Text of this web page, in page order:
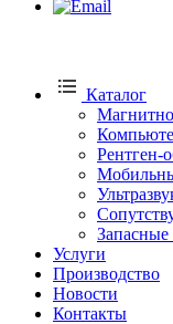
Каталог
Рентген-
Запасные
Услуги
Производство
Новости
Контакты